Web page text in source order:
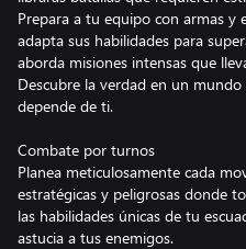
Prepara a tu equipo con armas
adapta sus habilidades para
aborda misiones intensas que
Descubre la verdad en un
depende de ti.
Combate por turnos
Planea meticulosamente cada
estratégicas y peligrosas donde
las habilidades únicas de tu
astucia a tus enemigos.